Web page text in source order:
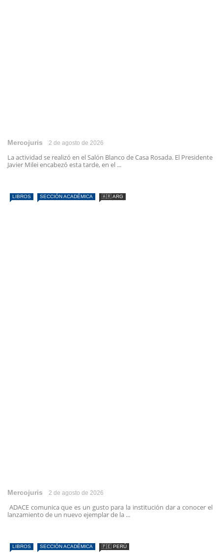
Mercojuris 2 de agosto de 2026
La actividad se realizó en el Salón Blanco de Casa Rosada. El Presidente
Javier Milei encabezó esta tarde, en el ...
LIBROS SECCIÓN ACADÉMICA 🇦🇷 ARG
Mercojuris 2 de agosto de 2026
ADACE comunica que es un gusto para la institución dar a conocer el
lanzamiento de un nuevo ejemplar de la ...
LIBROS SECCIÓN ACADÉMICA 🇵🇪 PERÚ